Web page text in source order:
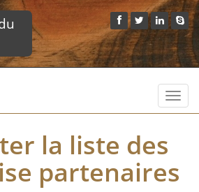
la liste des
partenaires